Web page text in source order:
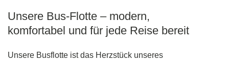
Unsere Bus-Flotte – modern,
komfortabel und für jede Reise bereit
Unsere Busflotte ist das Herzstück unseres